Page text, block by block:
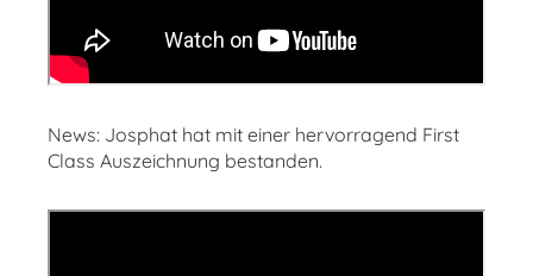
News: Josphat hat mit einer hervorragend First
Class Auszeichnung bestanden.